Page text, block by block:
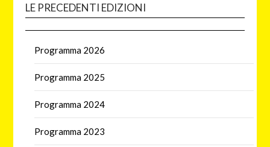
LE PRECEDENTI EDIZIONI
Programma 2026
Programma 2025
Programma 2024
Programma 2023